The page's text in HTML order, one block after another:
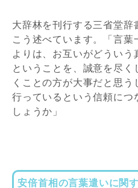
大辞林を刊行する三省堂辞
こう述べています。「言葉
よりは、お互いがどうい
ということを、誠意を尽
くことの方が大事だと思
行っているという信頼に
しょうか」
安倍首相の言葉遣いに関